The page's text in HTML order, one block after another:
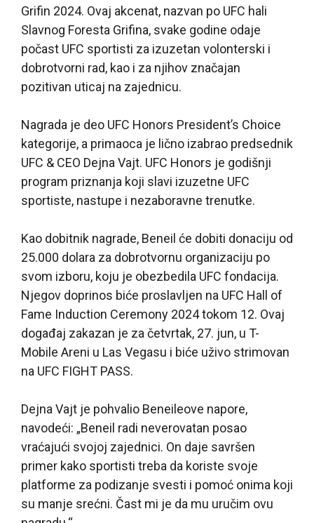
Grifin 2024. Ovaj akcenat, nazvan po UFC hali
Slavnog Foresta Grifina, svake godine odaje
počast UFC sportisti za izuzetan volonterski i
dobrotvorni rad, kao i za njihov značajan
pozitivan uticaj na zajednicu.
Nagrada je deo UFC Honors President’s Choice
kategorije, a primaoca je lično izabrao predsednik
UFC & CEO Dejna Vajt. UFC Honors je godišnji
program priznanja koji slavi izuzetne UFC
sportiste, nastupe i nezaboravne trenutke.
Kao dobitnik nagrade, Beneil će dobiti donaciju od
25.000 dolara za dobrotvornu organizaciju po
svom izboru, koju je obezbedila UFC fondacija.
Njegov doprinos biće proslavljen na UFC Hall of
Fame Induction Ceremony 2024 tokom 12. Ovaj
događaj zakazan je za četvrtak, 27. jun, u T-
Mobile Areni u Las Vegasu i biće uživo strimovan
na UFC FIGHT PASS.
Dejna Vajt je pohvalio Beneileove napore,
navodeći: „Beneil radi neverovatan posao
vraćajući svojoj zajednici. On daje savršen
primer kako sportisti treba da koriste svoje
platforme za podizanje svesti i pomoć onima koji
su manje srećni. Čast mi je da mu uručim ovu